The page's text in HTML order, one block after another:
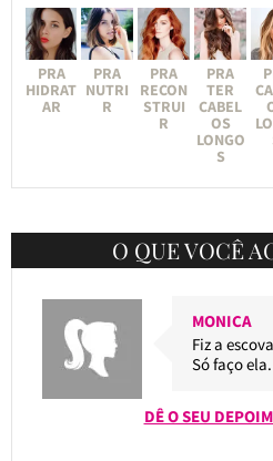
PRA
HIDRAT
AR
PRA
NUTRI
R
PRA
RECON
STRUI
R
PRA
TER
CABEL
OS
LONGO
S
O QUE VOCÊ
MONICA
Fiz a
Só faço ela.
DÊ O SEU